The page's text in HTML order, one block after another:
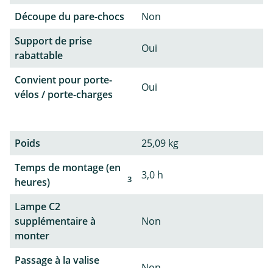
Découpe du pare-chocs
Non
Support de prise
rabattable
Oui
Convient pour porte-
vélos / porte-charges
Oui
Poids
25,09 kg
Temps de montage (en
heures)
3 3,0 h
Lampe C2
supplémentaire à
monter
Non
Passage à la valise